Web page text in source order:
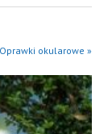
okularowe »